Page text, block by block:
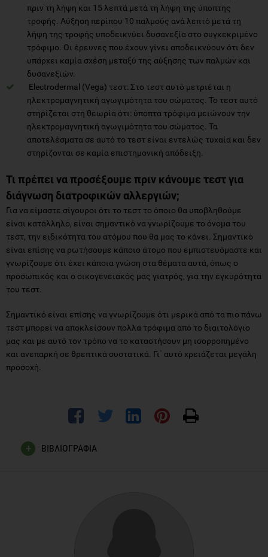
πριν τη λήψη και 15 λεπτά μετά τη λήψη της ύποπτης
τροφής. Αύξηση περίπου 10 παλμούς ανά λεπτό μετά τη
λήψη της τροφής υποδεικνύει δυσανεξία στο συγκεκριμένο
τρόφιμο. Οι έρευνες που έχουν γίνει αποδεικνύουν ότι δεν
υπάρχει καμία σχέση μεταξύ της αύξησης των παλμών και
δυσανεξιών.
Electrodermal (Vega) τεστ: Στο τεστ αυτό μετριέται η
ηλεκτρομαγνητική αγωγιμότητα του σώματος. Το τεστ αυτό
στηρίζεται στη θεωρία ότι: ύποπτα τρόφιμα μειώνουν την
ηλεκτρομαγνητική αγωγιμότητα του σώματος. Τα
αποτελέσματα σε αυτό το τεστ είναι εντελώς τυχαία και δεν
στηρίζονται σε καμία επιστημονική απόδειξη.
Τι πρέπει να προσέξουμε πριν κάνουμε τεστ για
διάγνωση διατροφικών αλλεργιών;
Για να είμαστε σίγουροι ότι το τεστ το όποιο θα υποβληθούμε
είναι κατάλληλο, είναι σημαντικό να γνωρίζουμε το όνομα του
τεστ, την ειδικότητα του ατόμου που θα μας το κάνει. Σημαντικό
είναι επίσης να ρωτήσουμε κάποιο άτομο που εμπιστευόμαστε και
γνωρίζουμε ότι έχει κάποια γνώση στα θέματα αυτά, όπως ο
προσωπικός και ο οικογενειακός μας γιατρός, για την εγκυρότητα
του τεστ.
Σημαντικό είναι επίσης να γνωρίζουμε ότι μερικά από τα πιο πάνω
τεστ μπορεί να αποκλείσουν πολλά τρόφιμα από το διαιτολόγιο
μας και με αυτό τον τρόπο να το καταστήσουν μη ισορροπημένο
και ανεπαρκή σε θρεπτικά συστατικά. Γι΄ αυτό χρειάζεται μεγάλη
προσοχή.
ΒΙΒΛΙΟΓΡΑΦΙΑ